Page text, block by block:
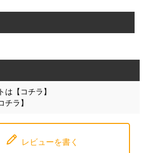
は【 コチラ 】
チラ 】
レビューを書く